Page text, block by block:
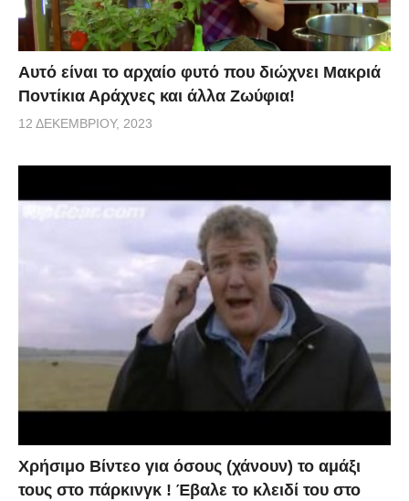
Αυτό είναι το αρχαίο φυτό που διώχνει Μακριά
Ποντίκια Αράχνες και άλλα Ζωύφια!
12 ΔΕΚΕΜΒΡΊΟΥ, 2023
Χρήσιμο Βίντεο για όσους (χάνουν) το αμάξι
τους στο πάρκινγκ ! Έβαλε το κλειδί του στο